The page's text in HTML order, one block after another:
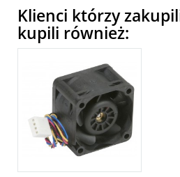
Klienci którzy
kupili również: